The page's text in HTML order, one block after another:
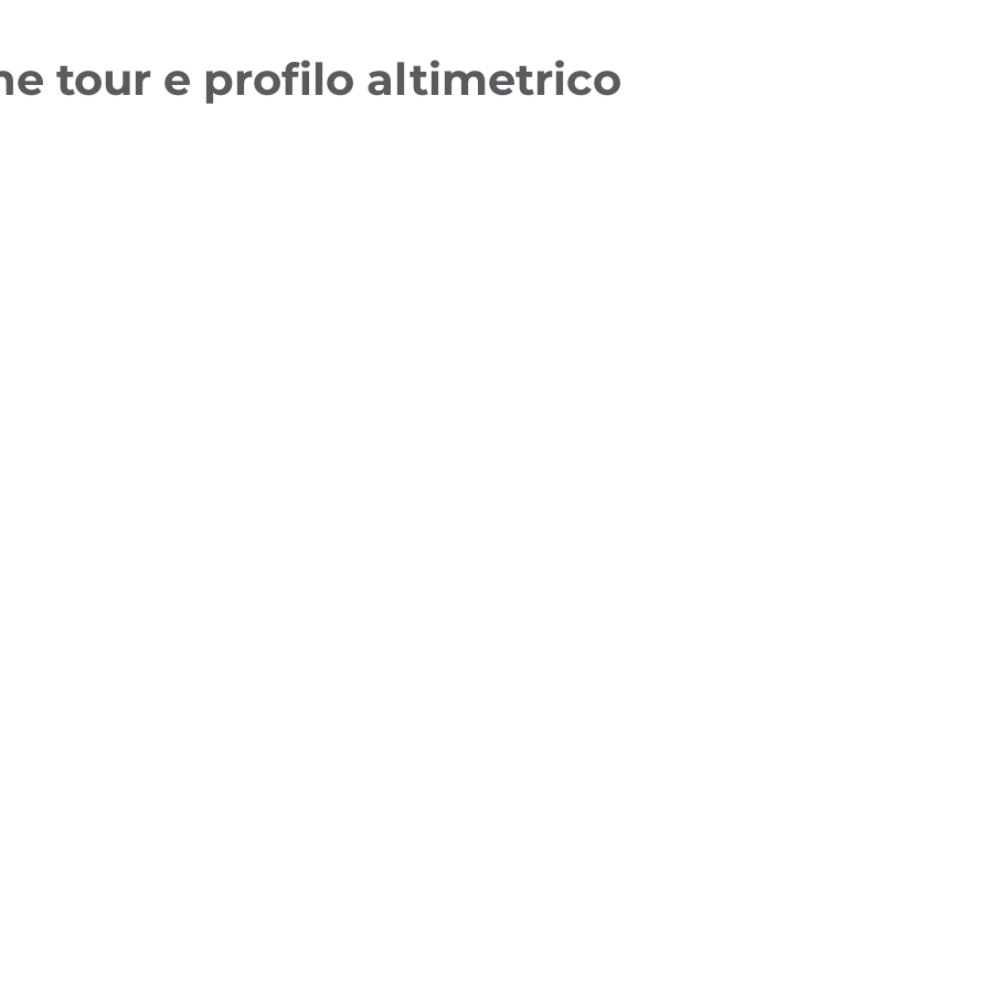
tour e profilo altimetrico